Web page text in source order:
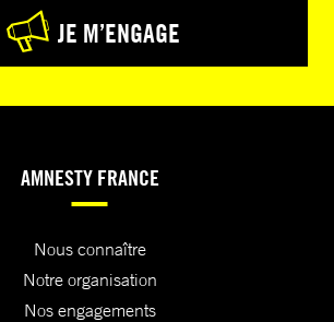
JE M’ENGAGE
AMNESTY FRANCE
Nous connaître
Notre organisation
Nos engagements